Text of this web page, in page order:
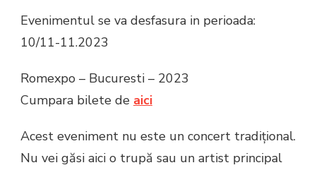
Evenimentul se va desfasura in perioada:
10/11-11.2023
Romexpo – Bucuresti – 2023
Cumpara bilete de aici
Acest eveniment nu este un concert tradițional.
Nu vei găsi aici o trupă sau un artist principal